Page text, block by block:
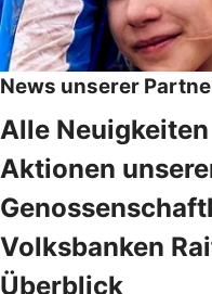
News unserer
Alle
Aktionen
Volksbanken
Überblick